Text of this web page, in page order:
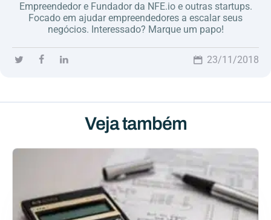
Empreendedor e Fundador da NFE.io e outras startups.
Focado em ajudar empreendedores a escalar seus
negócios. Interessado? Marque um papo!
23/11/2018
Veja também